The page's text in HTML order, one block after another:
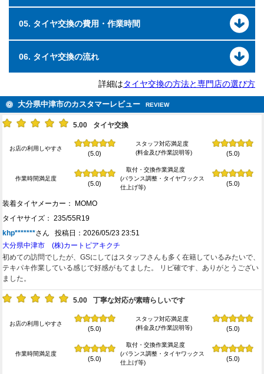
05. タイヤ交換の費用・作業時間
06. タイヤ交換の流れ
詳細はタイヤ交換の方法と専門店の選び方
大分県中津市のカスタマーレビュー REVIEW
5.00 タイヤ交換
お店の利用しやすさ
(5.0)
スタッフ対応満足度
(料金及び作業説明等)
(5.0)
作業時間満足度
(5.0)
取付・交換作業満足度
(バランス調整・タイヤワックス
仕上げ等)
(5.0)
装着タイヤメーカー： MOMO
タイヤサイズ： 235/55R19
khp*******さん 投稿日：2026/05/23 23:51
大分県中津市 (株)カートピアキクチ
初めての訪問でしたが、GSにしてはスタッフさんも多く在籍しているみたいで、
テキパキ作業している感じで好感がもてました。 リピ確です、ありがとうござい
ました。
5.00 丁寧な対応が素晴らしいです
お店の利用しやすさ
(5.0)
スタッフ対応満足度
(料金及び作業説明等)
(5.0)
作業時間満足度
(5.0)
取付・交換作業満足度
(バランス調整・タイヤワックス
仕上げ等)
(5.0)